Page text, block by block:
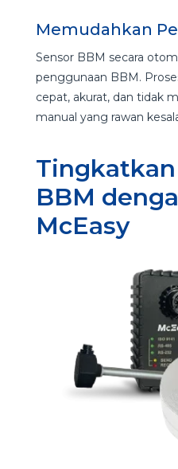
Memudahkan
Sensor BBM secara
penggunaan BBM.
cepat, akurat, dan tidak
manual yang rawan
BBM
McEasy